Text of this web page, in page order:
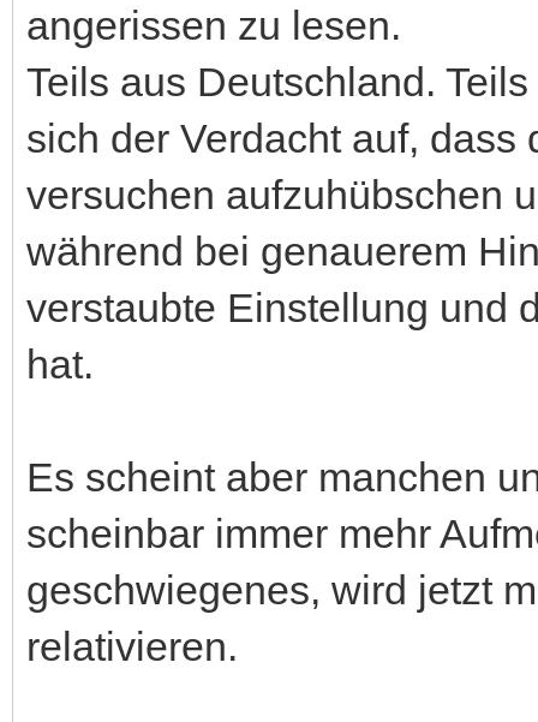
angerissen zu lesen.
Teils aus Deutschland.
sich der Verdacht auf,
versuchen aufzuhübschen
während bei genauerem
verstaubte Einstellung und
hat.
Es scheint aber manchen
scheinbar immer mehr
geschwiegenes, wird jetzt
relativieren.